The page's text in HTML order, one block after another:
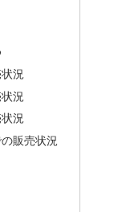
況
況
況
販売状況